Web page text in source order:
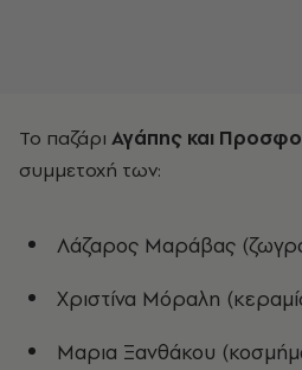
Το παζάρι Αγάπης και
συμμετοχή των:
Λάζαρος Μαράβας
Χριστίνα Μόραλη
Μαρια Ξανθάκου